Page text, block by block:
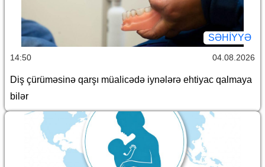
SƏHIYYƏ
14:50 04.08.2026
Diş çürüməsinə qarşı müalicədə iynələrə ehtiyac qalmaya
bilər